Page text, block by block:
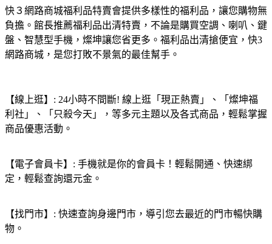
快３網路商城福利品特賣會提供多樣性的福利品，讓您購物無
負擔。館長推薦福利品出清特賣，不論是購買空調、喇叭、鍵
盤、智慧型手機，燦坤讓您省更多。福利品出清搶便宜，快3
網路商城，是您打敗不景氣的最佳幫手。
【線上逛】: 24小時不間斷! 線上逛「現正熱賣」、「燦坤福
利社」、「只殺今天」，等多元主題以及各式商品，輕鬆掌握
商品優惠活動。
【電子會員卡】: 手機就是你的會員卡！輕鬆開通、快速綁
定，輕鬆查詢還元金。
【找門市】: 快速查詢身邊門市，導引您去最近的門市暢快購
物。